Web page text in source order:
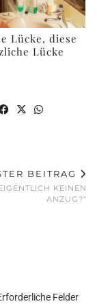
Lücke, diese
Lücke
BEITRAG
KEINEN
ANZUG?“
Felder